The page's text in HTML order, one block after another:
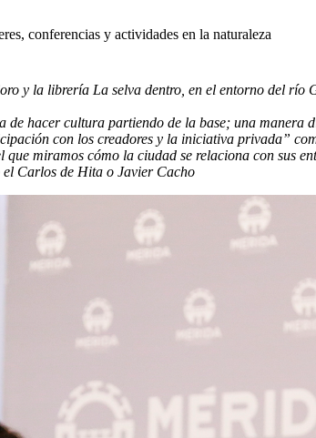
conferencias y actividades en la naturaleza
y la librería La selva dentro, en el entorno del
hacer cultura partiendo de la base; una manera
con los creadores y la iniciativa privada”
miramos cómo la ciudad se relaciona con sus
el Carlos de Hita o Javier Cacho